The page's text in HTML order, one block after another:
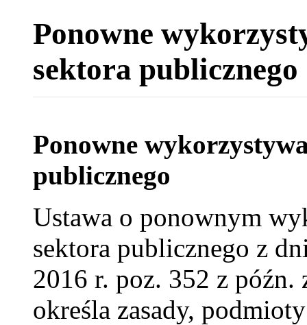
Ponowne
sektora publicznego
Ponowne
publicznego
Ustawa o ponownym
sektora publicznego z
2016 r. poz. 352 z
określa zasady,